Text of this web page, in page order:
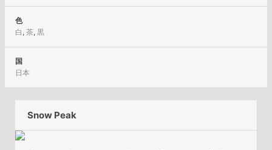
色
白 ,茶,黒
国
日本
Snow Peak